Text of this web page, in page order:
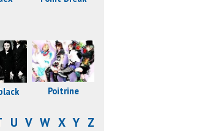
Poitrine
U V W X Y Z